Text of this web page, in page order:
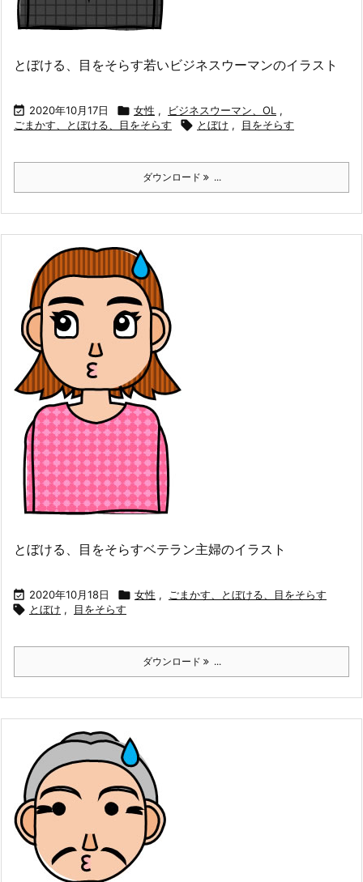
とぼける、目をそらす若いビジネスウーマンのイラスト
 2020年10月17日  女性 , ビジネスウーマン、OL ,
ごまかす、とぼける、目をそらす
 とぼけ , 目をそらす
ダウンロード ...
とぼける、目をそらすベテラン主婦のイラスト
 2020年10月18日  女性 , ごまかす、とぼける、目をそらす
 とぼけ , 目をそらす
ダウンロード ...